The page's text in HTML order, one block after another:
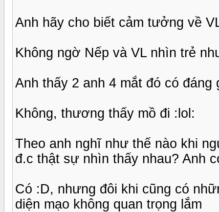
Anh hãy cho biết cảm tưởng về
Không ngờ Nếp và VL nhìn trẻ
Anh thấy 2 anh 4 mắt đó có đáng
Không, thương thấy mồ đi :lol:
Theo anh nghĩ như thế nào khi
đ.c thật sự nhìn thấy nhau? Anh
Có :D, nhưng đôi khi cũng có
diện mạo không quan trọng lắm